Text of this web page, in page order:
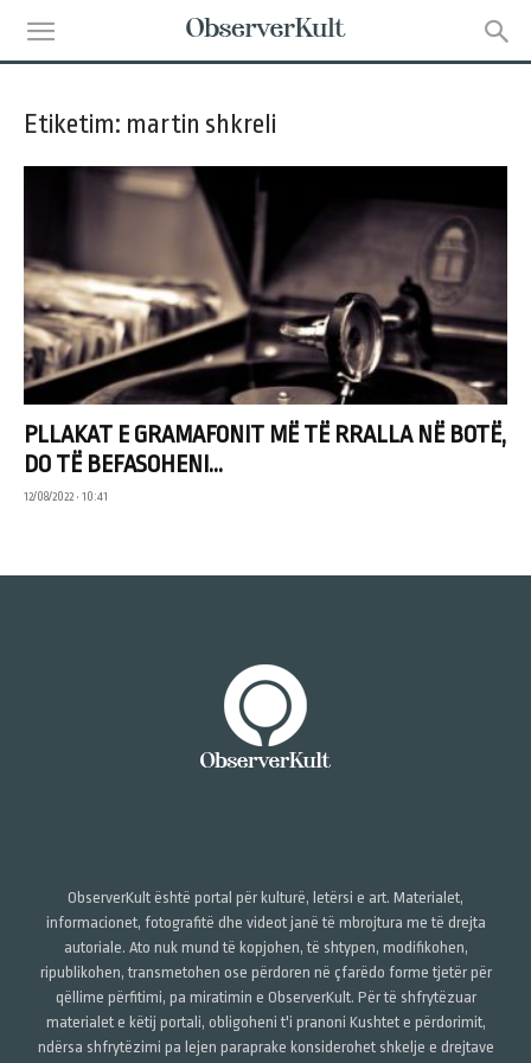
Etiketim: martin shkreli
PLLAKAT E GRAMAFONIT MË TË RRALLA NË BOTË,
DO TË BEFASOHENI...
12/08/2022 • 10:41
ObserverKult është portal për kulturë, letërsi e art. Materialet,
informacionet, fotografitë dhe videot janë të mbrojtura me të drejta
autoriale. Ato nuk mund të kopjohen, të shtypen, modifikohen,
ripublikohen, transmetohen ose përdoren në çfarëdo forme tjetër për
qëllime përfitimi, pa miratimin e ObserverKult. Për të shfrytëzuar
materialet e këtij portali, obligoheni t'i pranoni Kushtet e përdorimit,
ndërsa shfrytëzimi pa lejen paraprake konsiderohet shkelje e drejtave